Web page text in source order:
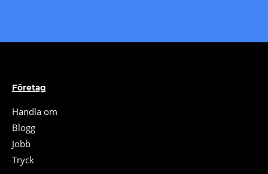
Företag
Handla om
Blogg
Jobb
Tryck